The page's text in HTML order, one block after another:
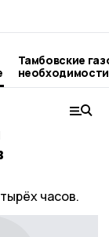
Тамбовские
часов.